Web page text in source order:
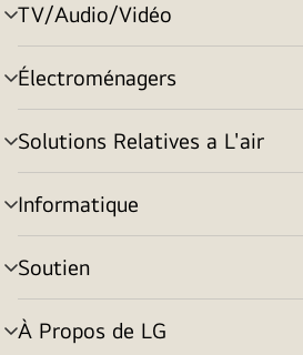
TV/Audio/Vidéo
menu
basculement
Électroménagers
menu
basculement
Solutions Relatives a L'air
menu
basculement
Informatique
menu
basculement
Soutien
menu
basculement
À Propos de LG
menu